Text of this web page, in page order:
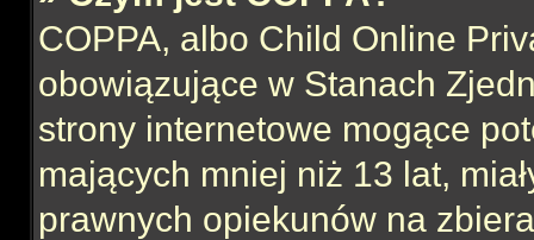
COPPA, albo Child Online
obowiązujące w Stanach
strony internetowe mogące
mających mniej niż 13 lat,
prawnych opiekunów na